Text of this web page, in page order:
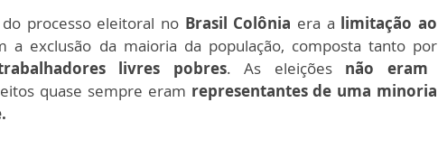
processo eleitoral no Brasil Colônia era a limitação ao
a exclusão da maioria da população, composta tanto por
livres pobres. As eleições não eram
quase sempre eram representantes de uma minoria